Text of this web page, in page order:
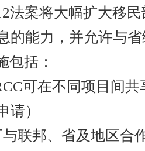
法案将大幅扩大移
的能力，并允许与
包括：
可在不同项目间
请）
与联邦、省及地区合